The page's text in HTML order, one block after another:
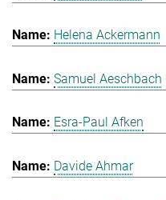
Helena Ackermann
Samuel Aeschbach
Esra-Paul Afken
Davide Ahmar